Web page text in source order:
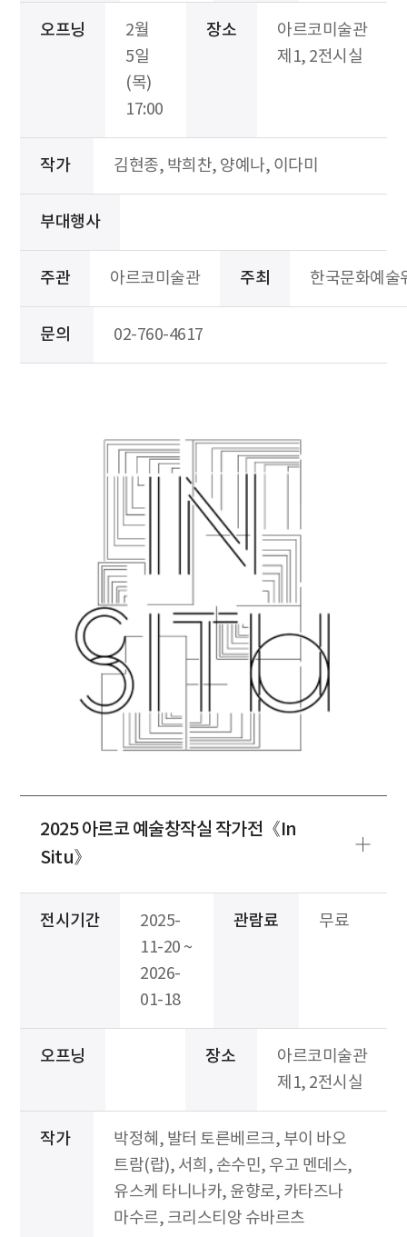
오프닝
2월
5일
(목)
17:00
장소
아르코미술관
제1, 2전시실
작가 김현종, 박희찬, 양예나, 이다미
부대행사
주관 아르코미술관 주최 한국문화예술
문의 02-760-4617
2025 아르코 예술창작실 작가전《In
Situ》
전시기간
2025-
11-20 ~
2026-
01-18
관람료 무료
오프닝 장소
아르코미술관
제1, 2전시실
작가
박정혜, 발터 토른베르크, 부이 바오
트람(랍), 서희, 손수민, 우고 멘데스,
유스케 타니나카, 윤향로, 카타즈나
마수르, 크리스티앙 슈바르츠